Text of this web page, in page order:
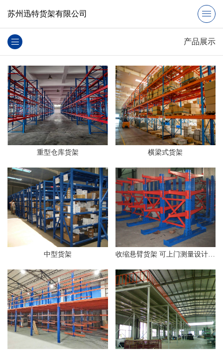
苏州迅特货架有限公司
产品展示
重型仓库货架 横梁式货架
中型货架 收缩悬臂货架 可上门测量设计 可移动拆卸